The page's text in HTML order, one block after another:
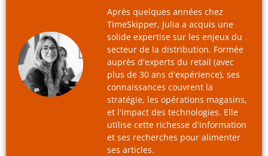
Après quelques années chez
TimeSkipper, Julia a acquis une
solide expertise sur les enjeux du
secteur de la distribution. Formée
auprès d'experts du retail (avec
plus de 30 ans d'expérience), ses
connaissances couvrent la
stratégie, les opérations magasins,
et l'impact des technologies. Elle
utilise cette richesse d'information
et ses recherches pour alimenter
ses articles.